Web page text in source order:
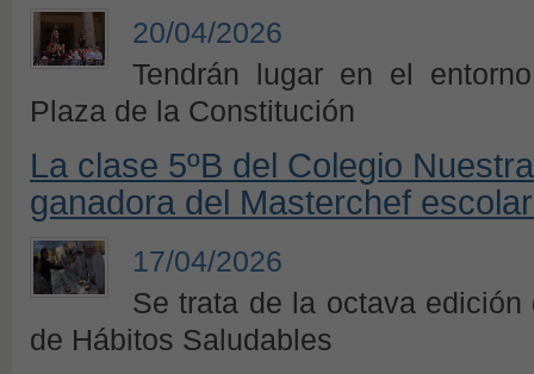
20/04/2026
Tendrán lugar en el
Plaza de la Constitución
La clase 5ºB del Colegio
ganadora del Masterchef
17/04/2026
Se trata de la octava
de Hábitos Saludables